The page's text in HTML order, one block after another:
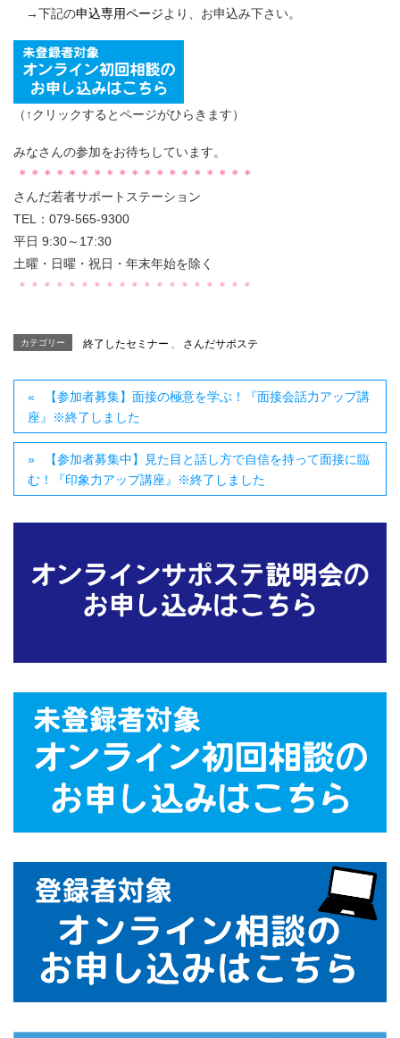
→下記の申込専用ページより、お申込み下さい。
（↑クリックするとページがひらきます）
みなさんの参加をお待ちしています。
＊＊＊＊＊＊＊＊＊＊＊＊＊＊＊＊＊＊＊
さんだ若者サポートステーション
TEL：079-565-9300
平日 9:30～17:30
土曜・日曜・祝日・年末年始を除く
＊＊＊＊＊＊＊＊＊＊＊＊＊＊＊＊＊＊＊
カテゴリー 終了したセミナー さんだサポステ
【参加者募集】面接の極意を学ぶ！『面接会話力アップ講
座』※終了しました
【参加者募集中】見た目と話し方で自信を持って面接に臨
む！『印象力アップ講座』※終了しました